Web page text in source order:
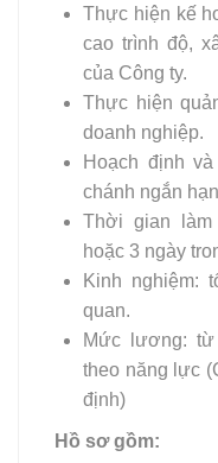
Thực hiện kế
cao trình độ,
của Công ty.
Thực hiện
doanh nghiệp.
Hoạch định
chánh ngắn
Thời gian
hoặc 3 ngày
Kinh nghiệm:
quan.
Mức lương:
theo năng lực
định)
Hồ sơ gồm: